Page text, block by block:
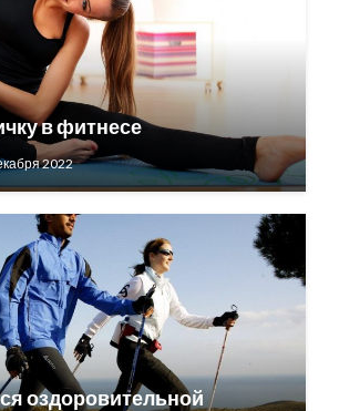
в фитнесе
2022
оздоровительной